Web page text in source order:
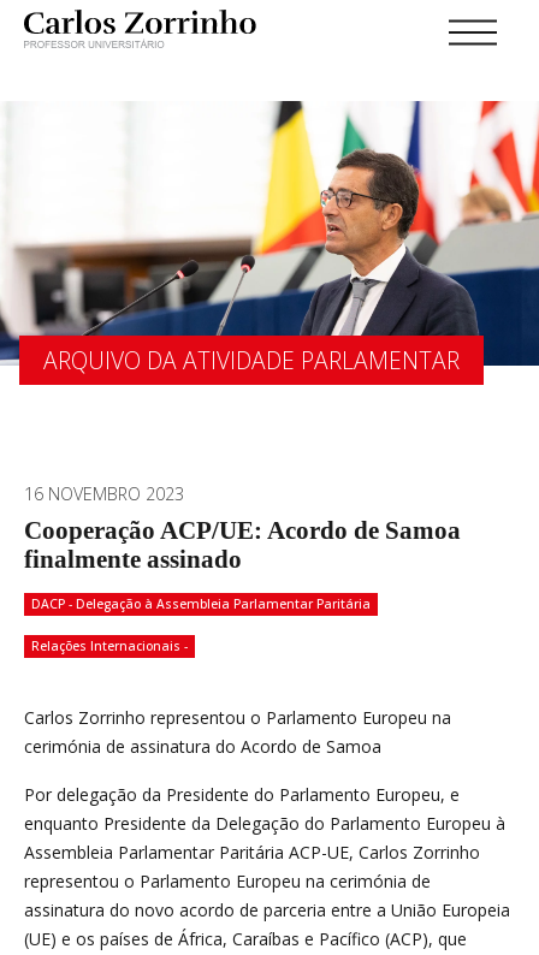
ARQUIVO DA ATIVIDADE PARLAMENTAR
16 NOVEMBRO 2023
Cooperação ACP/UE: Acordo de Samoa
finalmente assinado
DACP - Delegação à Assembleia Parlamentar Paritária
Relações Internacionais -
Carlos Zorrinho representou o Parlamento Europeu na
cerimónia de assinatura do Acordo de Samoa
Por delegação da Presidente do Parlamento Europeu, e
enquanto Presidente da Delegação do Parlamento Europeu à
Assembleia Parlamentar Paritária ACP-UE, Carlos Zorrinho
representou o Parlamento Europeu na cerimónia de
assinatura do novo acordo de parceria entre a União Europeia
(UE) e os países de África, Caraíbas e Pacífico (ACP), que